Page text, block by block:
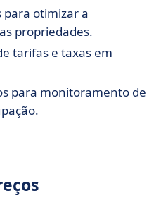
para otimizar a
propriedades.
tarifas e taxas em
para monitoramento de